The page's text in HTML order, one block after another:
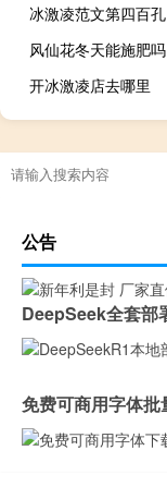
冰激凌范文第四百孔
风仙花冬天能施肥吗
开冰激凌店去哪里
公告
DeepSeek全套部
免费可商用字体批